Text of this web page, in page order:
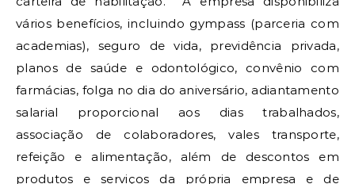
vários benefícios, incluindo gympass (parceria com
academias), seguro de vida, previdência privada,
planos de saúde e odontológico, convênio com
farmácias, folga no dia do aniversário, adiantamento
salarial proporcional aos dias trabalhados,
associação de colaboradores, vales transporte,
refeição e alimentação, além de descontos em
produtos e serviços da própria empresa e de